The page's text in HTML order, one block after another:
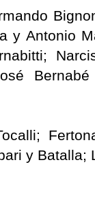
y Antonio
y